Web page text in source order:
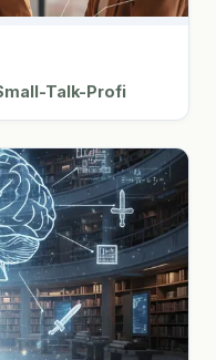
Talk-Profi